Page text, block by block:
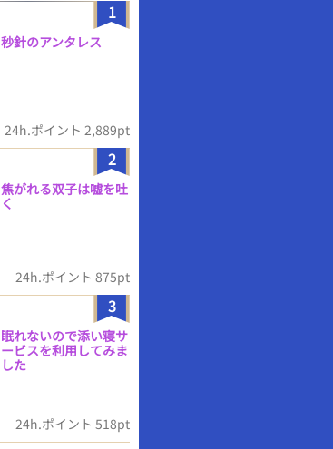
1
秒針のアンタレス
24h.ポイント 2,889pt
2
焦がれる双子は嘘を吐
く
24h.ポイント 875pt
3
眠れないので添い寝サ
ービスを利用してみま
した
24h.ポイント 518pt